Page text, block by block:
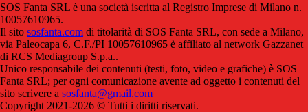
SOS Fanta SRL è una società iscritta al Registro Imprese di Milano n.
10057610965.
Il sito sosfanta.com di titolarità di SOS Fanta SRL, con sede a Milano,
via Paleocapa 6, C.F./PI 10057610965 è affiliato al network Gazzanet
di RCS Mediagroup S.p.a..
Unico responsabile dei contenuti (testi, foto, video e grafiche) è SOS
Fanta SRL; per ogni comunicazione avente ad oggetto i contenuti del
sito scrivere a sosfanta@gmail.com
Copyright 2021-2026 © Tutti i diritti riservati.